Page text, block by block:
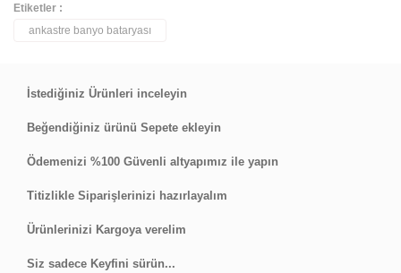
Bu ürüne ilk yorumu siz yapın!
Yorum Yaz
Etiketler :
ankastre banyo bataryası
İstediğiniz Ürünleri inceleyin
Beğendiğiniz ürünü Sepete ekleyin
Ödemenizi %100 Güvenli altyapımız ile yapın
Titizlikle Siparişlerinizi hazırlayalım
Ürünlerinizi Kargoya verelim
Siz sadece Keyfini sürün...